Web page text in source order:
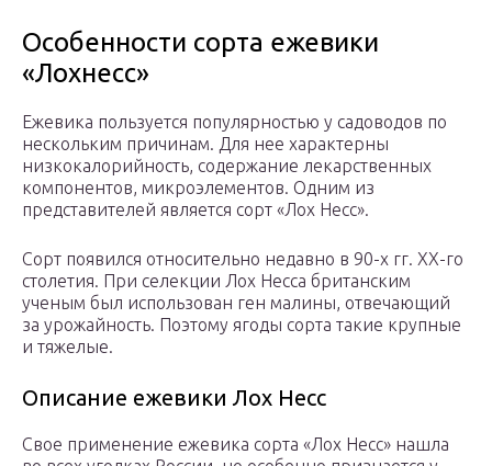
Особенности сорта ежевики
«Лохнесс»
Ежевика пользуется популярностью у садоводов по
нескольким причинам. Для нее характерны
низкокалорийность, содержание лекарственных
компонентов, микроэлементов. Одним из
представителей является сорт «Лох Несс».
Сорт появился относительно недавно в 90-х гг. ХХ-го
столетия. При селекции Лох Несса британским
ученым был использован ген малины, отвечающий
за урожайность. Поэтому ягоды сорта такие крупные
и тяжелые.
Описание ежевики Лох Несс
Свое применение ежевика сорта «Лох Несс» нашла